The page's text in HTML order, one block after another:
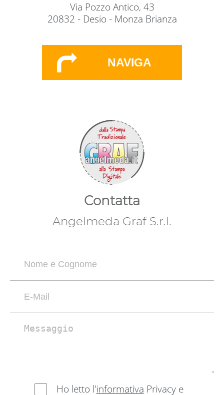
NAVIGA
Via Pozzo Antico, 43
20832 - Desio - Monza Brianza
Contatta
Angelmeda Graf S.r.l.
Ho letto l'informativa Privacy e